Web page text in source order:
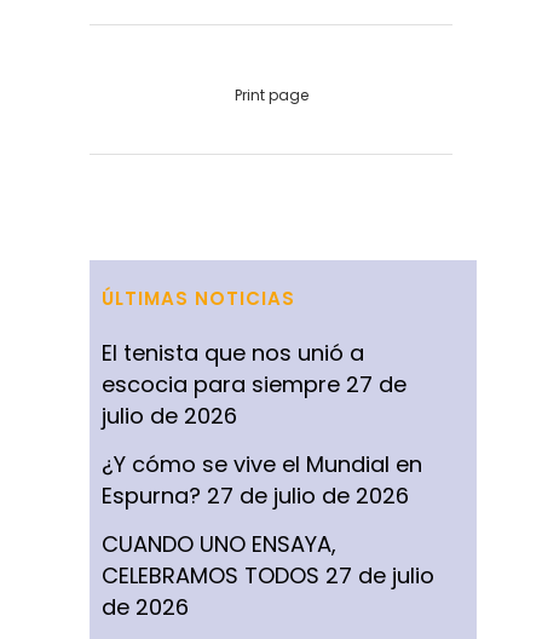
Print page
ÚLTIMAS NOTICIAS
El tenista que nos unió a
escocia para siempre 27 de
julio de 2026
¿Y cómo se vive el Mundial en
Espurna? 27 de julio de 2026
CUANDO UNO ENSAYA,
CELEBRAMOS TODOS 27 de julio
de 2026